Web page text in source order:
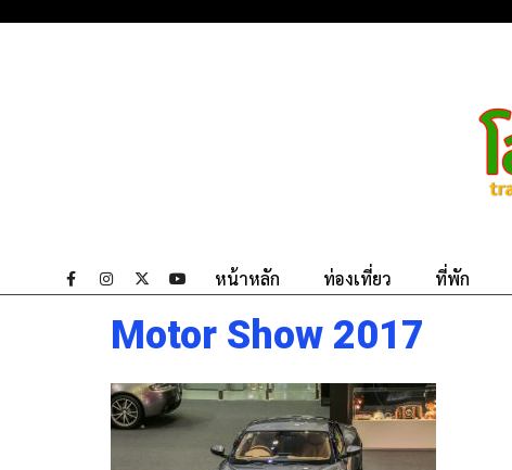
หน้าหลัก ท่องเที่ยว ที่พัก
Motor Show 2017